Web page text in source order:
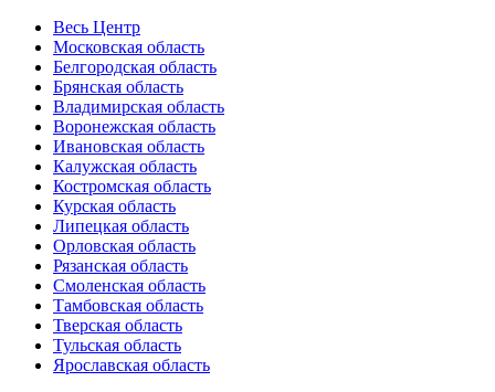
Весь Центр
Московская область
Белгородская область
Брянская область
Владимирская область
Воронежская область
Ивановская область
Калужская область
Костромская область
Курская область
Липецкая область
Орловская область
Рязанская область
Смоленская область
Тамбовская область
Тверская область
Тульская область
Ярославская область